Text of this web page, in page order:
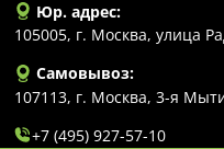
Юр. адрес:
105005, г. Москва, улица
Самовывоз:
107113, г. Москва, 3-я
+7 (495) 927-57-10